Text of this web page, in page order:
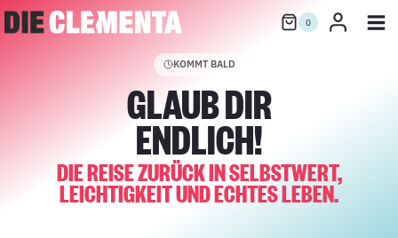
Zum
Inhalt
0
KOMMT BALD
GLAUB DIR
ENDLICH!
DIE REISE ZURÜCK IN SELBSTWERT,
LEICHTIGKEIT UND ECHTES LEBEN.